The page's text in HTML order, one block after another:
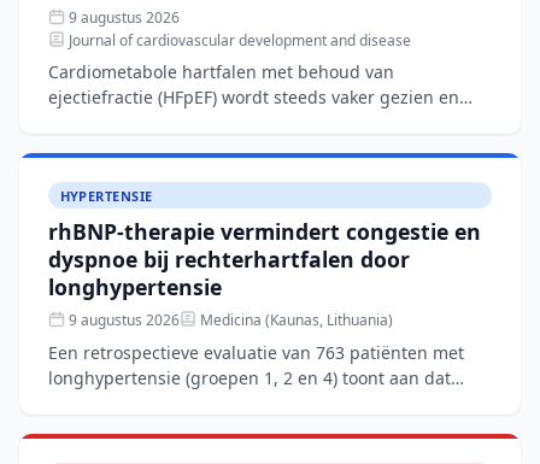
9 augustus 2026
Journal of cardiovascular development and disease
Cardiometabole hartfalen met behoud van
ejectiefractie (HFpEF) wordt steeds vaker gezien en
viscerale adipositeit.
HYPERTENSIE
rhBNP-therapie vermindert congestie en
dyspnoe bij rechterhartfalen door
longhypertensie
9 augustus 2026 Medicina (Kaunas, Lithuania)
Een retrospectieve evaluatie van 763 patiënten met
longhypertensie (groepen 1, 2 en 4) toont aan dat